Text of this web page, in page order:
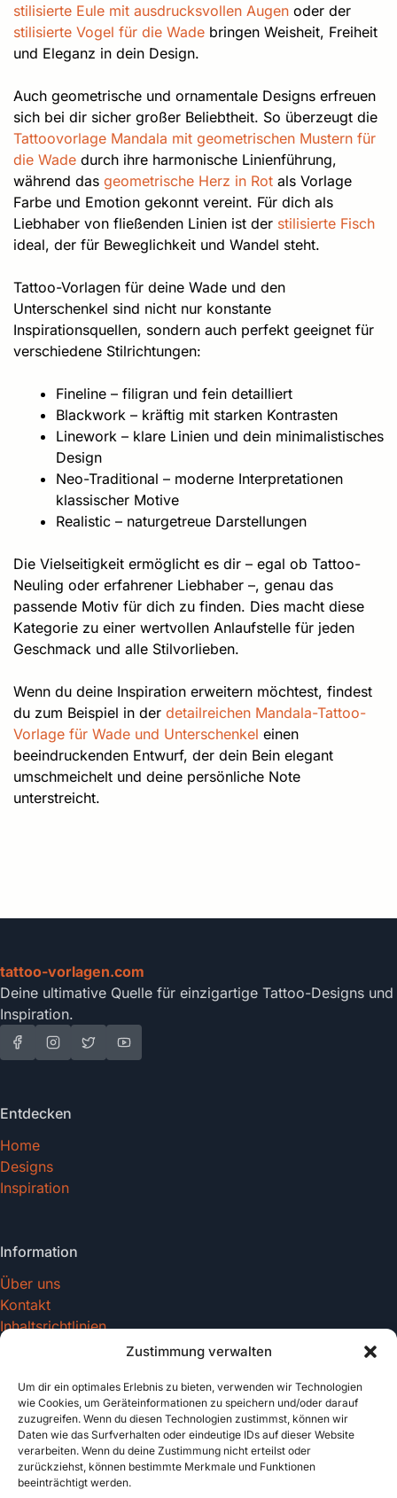
Zustimmung verwalten
Um dir ein optimales Erlebnis zu bieten, verwenden wir Technologien
wie Cookies, um Geräteinformationen zu speichern und/oder darauf
zuzugreifen. Wenn du diesen Technologien zustimmst, können wir
Daten wie das Surfverhalten oder eindeutige IDs auf dieser Website
verarbeiten. Wenn du deine Zustimmung nicht erteilst oder
zurückziehst, können bestimmte Merkmale und Funktionen
beeinträchtigt werden.
stilisierte Eule mit ausdrucksvollen Augen oder der
stilisierte Vogel für die Wade bringen Weisheit, Freiheit
und Eleganz in dein Design.
Auch geometrische und ornamentale Designs erfreuen
sich bei dir sicher großer Beliebtheit. So überzeugt die
Tattoovorlage Mandala mit geometrischen Mustern für
die Wade durch ihre harmonische Linienführung,
während das geometrische Herz in Rot als Vorlage
Farbe und Emotion gekonnt vereint. Für dich als
Liebhaber von fließenden Linien ist der stilisierte Fisch
ideal, der für Beweglichkeit und Wandel steht.
Tattoo-Vorlagen für deine Wade und den
Unterschenkel sind nicht nur konstante
Inspirationsquellen, sondern auch perfekt geeignet für
verschiedene Stilrichtungen:
Fineline – filigran und fein detailliert
Blackwork – kräftig mit starken Kontrasten
Linework – klare Linien und dein minimalistisches
Design
Neo-Traditional – moderne Interpretationen
klassischer Motive
Realistic – naturgetreue Darstellungen
Die Vielseitigkeit ermöglicht es dir – egal ob Tattoo-
Neuling oder erfahrener Liebhaber –, genau das
passende Motiv für dich zu finden. Dies macht diese
Kategorie zu einer wertvollen Anlaufstelle für jeden
Geschmack und alle Stilvorlieben.
Wenn du deine Inspiration erweitern möchtest, findest
du zum Beispiel in der detailreichen Mandala-Tattoo-
Vorlage für Wade und Unterschenkel einen
beeindruckenden Entwurf, der dein Bein elegant
umschmeichelt und deine persönliche Note
unterstreicht.
tattoo-vorlagen.com
Deine ultimative Quelle für einzigartige Tattoo-Designs und
Inspiration.
Entdecken
Home
Designs
Inspiration
Information
Über uns
Kontakt
Inhaltsrichtlinien
Recht & Datenschutz
Impressum
Datenschutz
AGB
Cookies